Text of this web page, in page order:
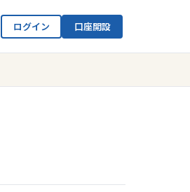
ログイン 口座開設